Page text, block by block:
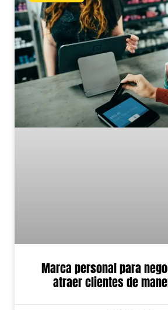
Marca personal para
atraer clientes de